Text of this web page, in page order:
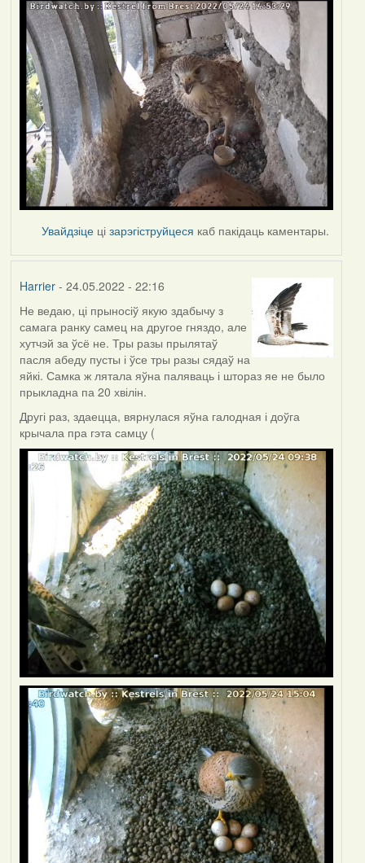
Увайдзіце цізарэгіструйцеся каб пакідаць каментары.
Harrier- 24.05.2022 - 22:16
Не ведаю, ці прыносіў якую здабычу з
самага ранку самец на другое гняздо, але
хутчэй за ўсё не. Тры разы прылятаў
пасля абеду пусты і ўсе тры разы сядаў на
яйкі. Самка ж лятала яўна паляваць і штораз яе не было
прыкладна па 20 хвілін.
Другі раз, здаецца, вярнулася яўна галодная і доўга
крычала пра гэта самцу (